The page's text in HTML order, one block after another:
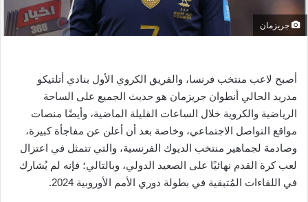
ك
جريزمان
أصبح لاعب منتخب فرنسا، والفريق الكروي الأول بنادي أتلتيكو
مدريد الحالي أنطوان جريزمان هو حديث الجميع على الساحة
الرياضية والكروية خلال الساعات القليلة الماضية، وأيضًا منصات
مواقع التواصل الاجتماعي، وخاصة بعد أن أعلن عن مفاجأة كبيرة،
وصادمة لجماهير منتخب الديوك الفرنسية، والتي تتمثل في اعتزال
لعب كرة القدم نهائيًا على الصعيد الدولي، وبالتالي؛ فإنه لم يُشارك
في اللقاءات المُتبقية في بطولة دوري الأمم الأوروبية 2024.